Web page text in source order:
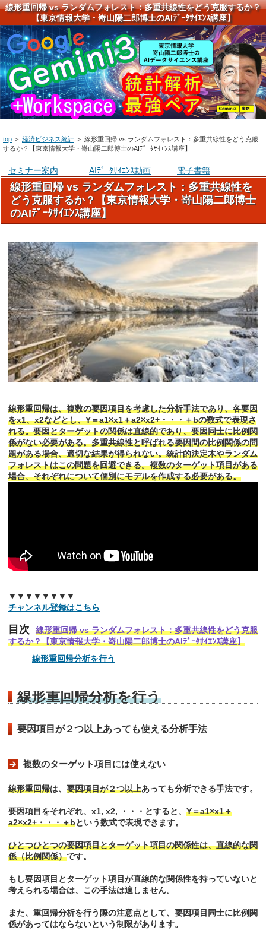
線形重回帰 vs ランダムフォレスト：多重共線性をどう克服するか？
【東京情報大学・嵜山陽二郎博士のAIﾃﾞｰﾀｻｲｴﾝｽ講座】
top ＞ 経済ビジネス統計 ＞ 線形重回帰 vs ランダムフォレスト：多重共線性をどう克服
するか？【東京情報大学・嵜山陽二郎博士のAIﾃﾞｰﾀｻｲｴﾝｽ講座】
セミナー案内 AIﾃﾞｰﾀｻｲｴﾝｽ動画 電子書籍
線形重回帰 vs ランダムフォレスト：多重共線性を
どう克服するか？【東京情報大学・嵜山陽二郎博士
のAIﾃﾞｰﾀｻｲｴﾝｽ講座】
線形重回帰は、複数の要因項目を考慮した分析手法であり、各要因
をx1、x2などとし、Y＝a1×x1＋a2×x2+・・・＋bの数式で表現さ
れる。要因とターゲットの関係は直線的であり、要因同士に比例関
係がない必要がある。多重共線性と呼ばれる要因間の比例関係の問
題がある場合、適切な結果が得られない。統計的決定木やランダム
フォレストはこの問題を回避できる。複数のターゲット項目がある
場合、それぞれについて個別にモデルを作成する必要がある。
▼▼▼▼▼▼▼▼
チャンネル登録はこちら
目次
線形重回帰 vs ランダムフォレスト：多重共線性をどう克服
するか？【東京情報大学・嵜山陽二郎博士のAIﾃﾞｰﾀｻｲｴﾝｽ講座】
線形重回帰分析を行う
線形重回帰分析を行う
要因項目が２つ以上あっても使える分析手法
複数のターゲット項目には使えない
線形重回帰は、 要因項目が２つ以上あっても分析できる手法です。
要因項目をそれぞれ、x1, x2, ・・・とすると、 Y＝a1×x1＋
a2×x2+・・・＋bという数式で表現できます。
ひとつひとつの要因項目とターゲット項目の関係性は、直線的な関
係（比例関係）です。
もし要因項目とターゲット項目が直線的な関係性を持っていないと
考えられる場合は、この手法は適しません。
また、重回帰分析を行う際の注意点として、要因項目同士に比例関
係があってはならないという制限があります。